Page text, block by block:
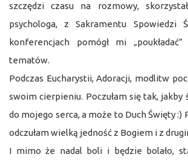
szczędzi czasu na rozmowy,
psychologa, z Sakramentu Spowiedzi
konferencjach pomógł mi
tematów.
Podczas Eucharystii, Adoracji, modlitw
swoim cierpieniu. Poczułam się tak, jakby
do mojego serca, a może to Duch Święty :)
odczułam wielką jedność z Bogiem i z
I mimo że nadal boli i będzie bolało,